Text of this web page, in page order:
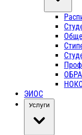
ЭИОС
Услуги